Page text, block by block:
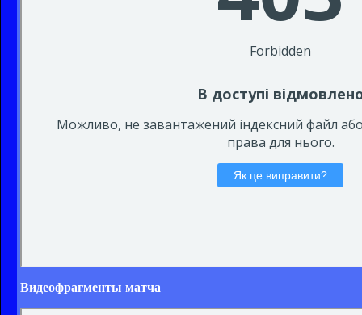
Видеофрагменты матча